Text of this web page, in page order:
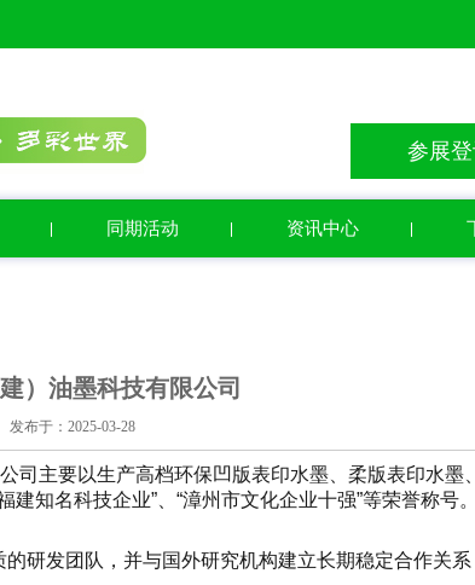
参展
同期活动 资讯中心
）油墨科技有限公司
发布于：2025-03-28
司主要以生产高档环保凹版表印水墨、柔版表印水墨
知名科技企业”、“漳州市文化企业十强”等荣誉称号。
研发团队，并与国外研究机构建立长期稳定合作关系